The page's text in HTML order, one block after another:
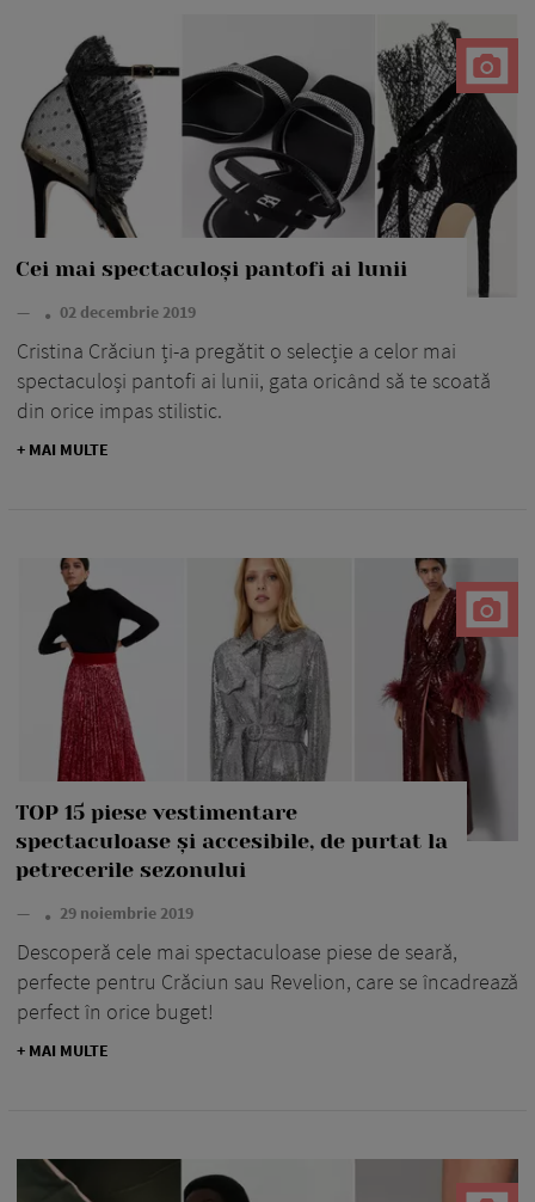
Cei mai spectaculoși pantofi ai lunii
— 02 decembrie 2019
Cristina Crăciun ți-a pregătit o selecție a celor mai
spectaculoși pantofi ai lunii, gata oricând să te scoată
din orice impas stilistic.
+ MAI MULTE
TOP 15 piese vestimentare
spectaculoase și accesibile, de purtat la
petrecerile sezonului
— 29 noiembrie 2019
Descoperă cele mai spectaculoase piese de seară,
perfecte pentru Crăciun sau Revelion, care se încadrează
perfect în orice buget!
+ MAI MULTE